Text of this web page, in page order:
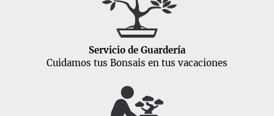
Servicio de Guardería
Cuidamos tus Bonsais en tus vacaciones